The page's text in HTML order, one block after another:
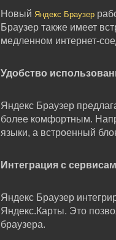
Новый Яндекс Браузер
Браузер также имеет
медленном интернет-
Удобство
Яндекс Браузер
более комфортным.
языки, а встроенный
Интеграция с
Яндекс Браузер
Яндекс.Карты. Это
браузера.